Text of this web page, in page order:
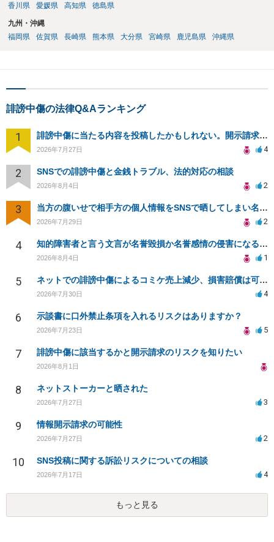
香川県
愛媛県 高知県 徳島県
九州・沖縄
福岡県
佐賀県 長崎県 熊本県 大分県 宮崎県 鹿児島県 沖縄県
誹謗中傷の法律Q&Aランキング
1 誹謗中傷に当たる内容を投稿したかもしれない。開示請求や民事刑事裁判に発展しうるのか教えて欲しい。
2026年7月27日 4
2 SNSでの誹謗中傷と金銭トラブル、法的対応の相談
2026年8月4日 2
3 当方の腹いせで相手方の個人情報をSNSで晒してしまい名誉毀損させてしまったかもしれない
2026年7月29日 2
4 知的障害者と言う文言が名誉毀損か名誉感情の侵害になるか教えてほしい。
2026年8月4日 1
5 ネットでの誹謗中傷によるコミケ売上減少、損害賠償は可能か？
2026年7月30日 4
6 示談書に口外禁止条項を入れるリスクはありますか？
2026年7月23日 5
7 誹謗中傷に該当するかと開示請求のリスクを知りたい
2026年8月1日
8 ネットストーカーと晒された
2026年7月27日 3
9 情報開示請求の可能性
2026年7月27日 2
10 SNS投稿に関する訴訟リスクについての相談
2026年7月17日 4
もっと見る